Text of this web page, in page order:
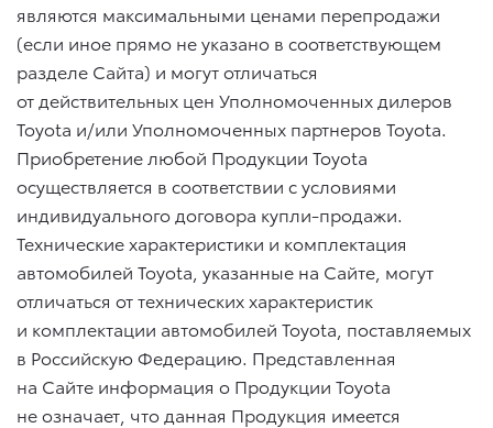
являются максимальными ценами перепродажи
(если иное прямо не указано в соответствующем
разделе Сайта) и могут отличаться
от действительных цен Уполномоченных дилеров
Toyota и/или Уполномоченных партнеров Toyota.
Приобретение любой Продукции Toyota
осуществляется в соответствии с условиями
индивидуального договора купли-продажи.
Технические характеристики и комплектация
автомобилей Toyota, указанные на Сайте, могут
отличаться от технических характеристик
и комплектации автомобилей Toyota, поставляемых
в Российскую Федерацию. Представленная
на Сайте информация о Продукции Toyota
не означает, что данная Продукция имеется